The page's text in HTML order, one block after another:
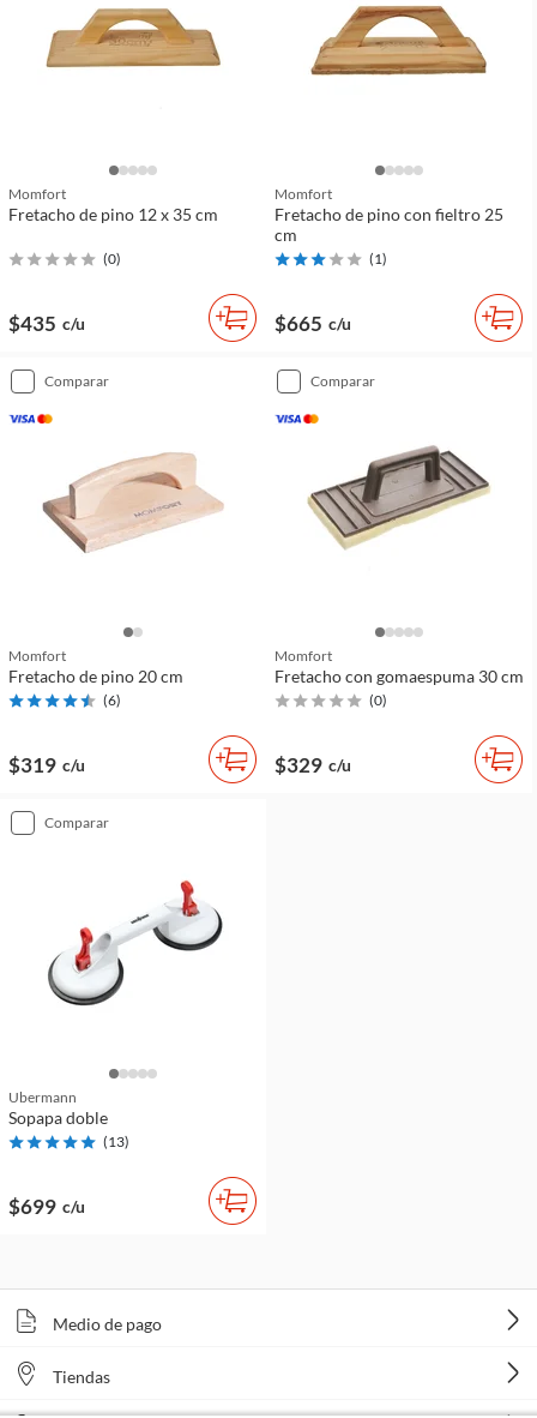
Momfort
Fretacho de pino 12 x 35 cm
(0)
$435 c/u
Momfort
Fretacho de pino con fieltro 25
cm
(1)
$665 c/u
comparar
Momfort
Fretacho de pino 20 cm
(6)
$319 c/u
comparar
Momfort
Fretacho con gomaespuma 30 cm
(0)
$329 c/u
comparar
Ubermann
Sopapa doble
(13)
$699 c/u
Medio de pago
Tiendas